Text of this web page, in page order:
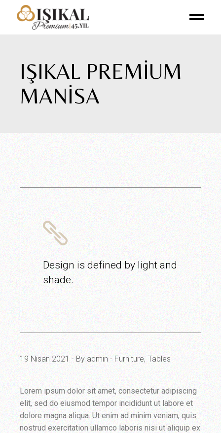
IŞIKAL PREMIUM
MANISA
Design is defined by light and
shade.
19 Nisan 2021 By admin Furniture Tables
Lorem ipsum dolor sit amet, consectetur adipiscing
elit, sed do eiusmod tempor incididunt ut labore et
dolore magna aliqua. Ut enim ad minim veniam, quis
nostrud exercitation ullamco laboris nisi ut aliquip ex